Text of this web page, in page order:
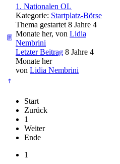
1. Nationalen OL
Kategorie: Startplatz-Börse
Thema gestartet 8 Jahre 4
Monate her, von Lidia
Nembrini
Letzter Beitrag 8 Jahre 4
Monate her
von Lidia Nembrini
Start
Zurück
1
Weiter
Ende
1